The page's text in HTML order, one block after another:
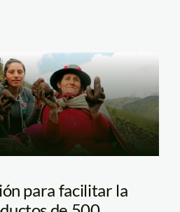
para facilitar la